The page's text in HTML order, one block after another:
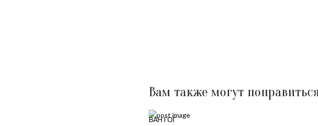
Вам также могут
ВАН ГОГ